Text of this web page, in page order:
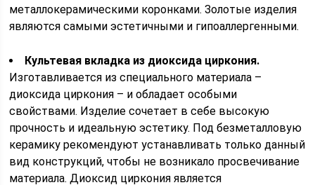
металлокерамическими коронками. Золотые изделия
являются самыми эстетичными и гипоаллергенными.
Культевая вкладка из диоксида циркония.
Изготавливается из специального материала –
диоксида циркония – и обладает особыми
свойствами. Изделие сочетает в себе высокую
прочность и идеальную эстетику. Под безметалловую
керамику рекомендуют устанавливать только данный
вид конструкций, чтобы не возникало просвечивание
материала. Диоксид циркония является